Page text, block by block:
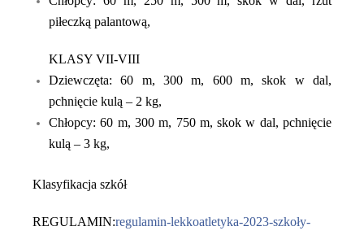
piłeczką palantową,
KLASY VII-VIII
Dziewczęta: 60 m, 300 m, 600 m, skok w dal,
pchnięcie kulą – 2 kg,
Chłopcy: 60 m, 300 m, 750 m, skok w dal, pchnięcie
kulą – 3 kg,
Klasyfikacja szkół
REGULAMIN:regulamin-lekkoatletyka-2023-szkoły-